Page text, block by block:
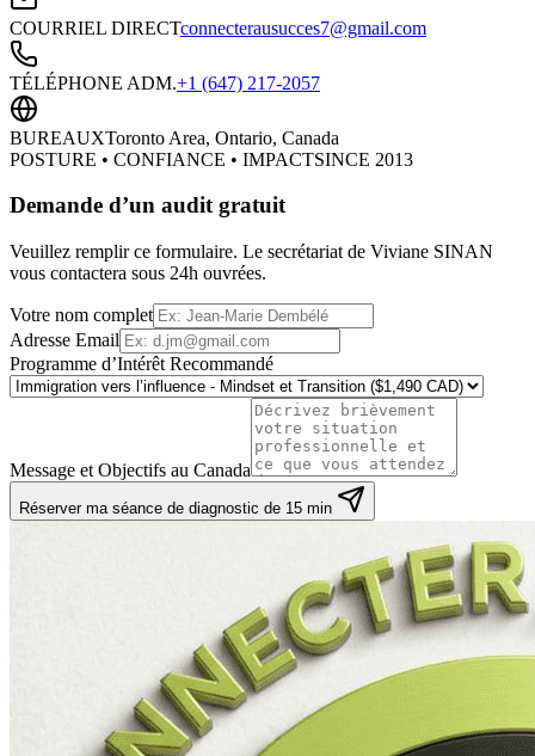
COURRIEL DIRECTconnecterausucces7@gmail.com
TÉLÉPHONE ADM.+1 (647) 217-2057
BUREAUXToronto Area, Ontario, Canada
POSTURE • CONFIANCE • IMPACTSINCE 2013
Demande d’un audit gratuit
Veuillez remplir ce formulaire. Le secrétariat de Viviane SINAN
vous contactera sous 24h ouvrées.
Votre nom complet
Adresse Email
Programme d’Intérêt Recommandé
Message et Objectifs au Canada
Réserver ma séance de diagnostic de 15 min